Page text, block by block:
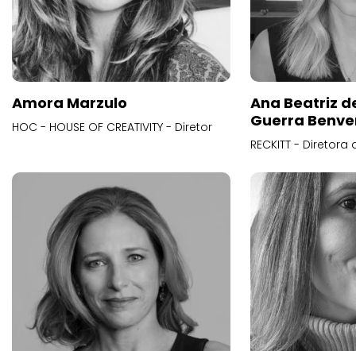
Amora Marzulo
HOC - HOUSE OF CREATIVITY - Diretor
Ana Beatriz
Guerra
RECKITT -